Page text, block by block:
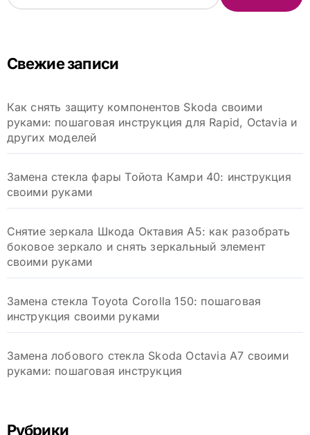
:Свежие записи
Как снять защиту компонентов Skoda своими
руками: пошаговая инструкция для Rapid, Octavia и
других моделей
Замена стекла фары Тойота Камри 40: инструкция
своими руками
Снятие зеркала Шкода Октавия А5: как разобрать
боковое зеркало и снять зеркальный элемент
своими руками
Замена стекла Toyota Corolla 150: пошаговая
инструкция своими руками
Замена лобового стекла Skoda Octavia A7 своими
руками: пошаговая инструкция
Рубрики